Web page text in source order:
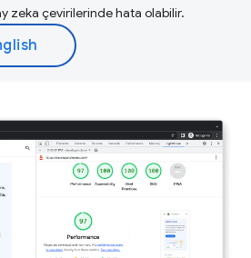
zeka çevirilerinde hata olabilir.